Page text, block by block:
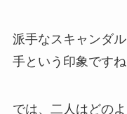
派手なスキャンダ
手という印象ですね
では、二人はどの